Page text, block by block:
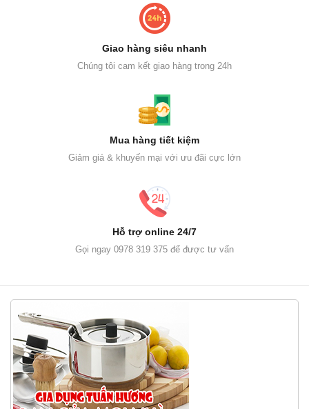
Giao hàng siêu nhanh
Chúng tôi cam kết giao hàng trong 24h
Mua hàng tiết kiệm
Giảm giá & khuyến mại với ưu đãi cực lớn
Hỗ trợ online 24/7
Gọi ngay 0978 319 375 để được tư vấn